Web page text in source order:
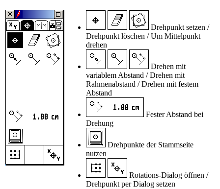
Drehpunkt setzen /
Drehpunkt löschen / Um Mittelpunkt
drehen
Drehen mit
variablem Abstand / Drehen mit
Rahmenabstand / Drehen mit festem
Abstand
Fester Abstand bei
Drehung
Drehpunkte der Stammseite
nutzen
Rotations-Dialog öffnen /
Drehpunkt per Dialog setzen